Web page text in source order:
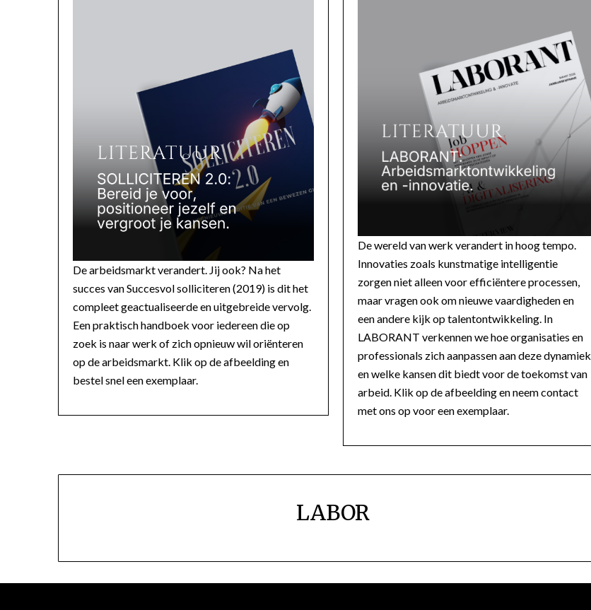
De arbeidsmarkt verandert. Jij ook? Na het
succes van Succesvol solliciteren (2019) is dit het
compleet geactualiseerde en uitgebreide vervolg.
Een praktisch handboek voor iedereen die op
zoek is naar werk of zich opnieuw wil oriënteren
op de arbeidsmarkt. Klik op de afbeelding en
bestel snel een exemplaar.
De wereld van werk verandert in hoog tempo.
Innovaties zoals kunstmatige intelligentie
zorgen niet alleen voor efficiëntere processen,
maar vragen ook om nieuwe vaardigheden en
een andere kijk op talentontwikkeling. In
LABORANT verkennen we hoe organisaties en
professionals zich aanpassen aan deze dynamiek
en welke kansen dit biedt voor de toekomst van
arbeid. Klik op de afbeelding en neem contact
met ons op voor een exemplaar.
LABOR